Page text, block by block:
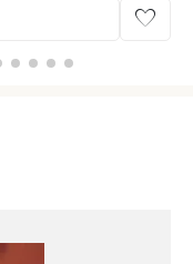
favorite